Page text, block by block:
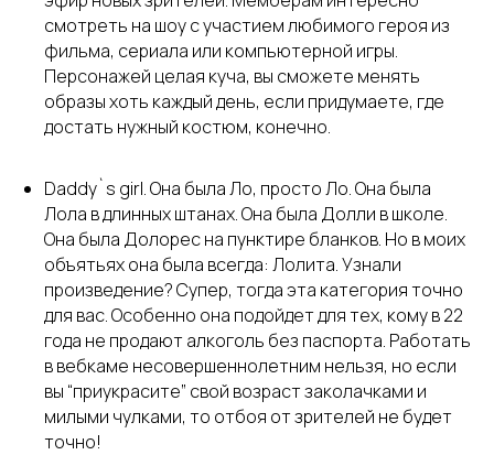
смотреть на шоу с участием любимого героя из
фильма, сериала или компьютерной игры.
Персонажей целая куча, вы сможете менять
образы хоть каждый день, если придумаете, где
достать нужный костюм, конечно.
Daddy`s girl. Она была Ло, просто Ло. Она была
Лола в длинных штанах. Она была Долли в школе.
Она была Долорес на пунктире бланков. Но в моих
объятьях она была всегда: Лолита. Узнали
произведение? Супер, тогда эта категория точно
для вас. Особенно она подойдет для тех, кому в 22
года не продают алкоголь без паспорта. Работать
в вебкаме несовершеннолетним нельзя, но если
вы “приукрасите” свой возраст заколачками и
милыми чулками, то отбоя от зрителей не будет
точно!